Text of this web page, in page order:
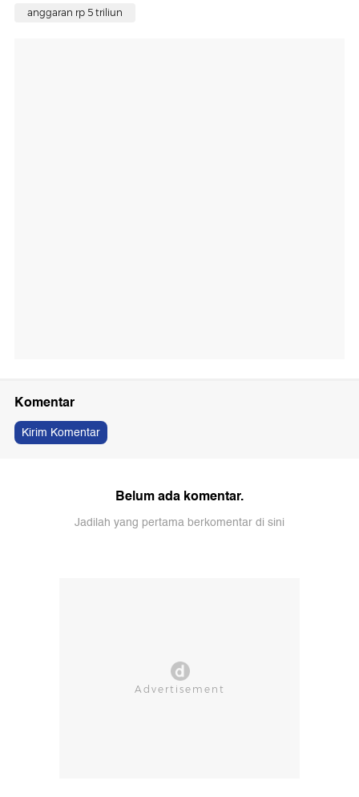
anggaran rp 5 triliun
Komentar
Kirim Komentar
Belum ada komentar.
Jadilah yang pertama berkomentar di sini